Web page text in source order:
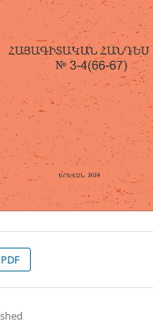
PDF